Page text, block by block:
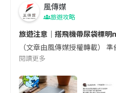
風傳媒
旅遊攻略
旅遊注意｜搭飛機帶尿袋標
（文章由風傳媒授權轉載）
閱讀更多